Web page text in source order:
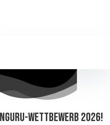
WETTBEWERB 2026!